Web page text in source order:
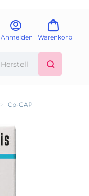
Anmelden Warenkorb
> Cp-CAP